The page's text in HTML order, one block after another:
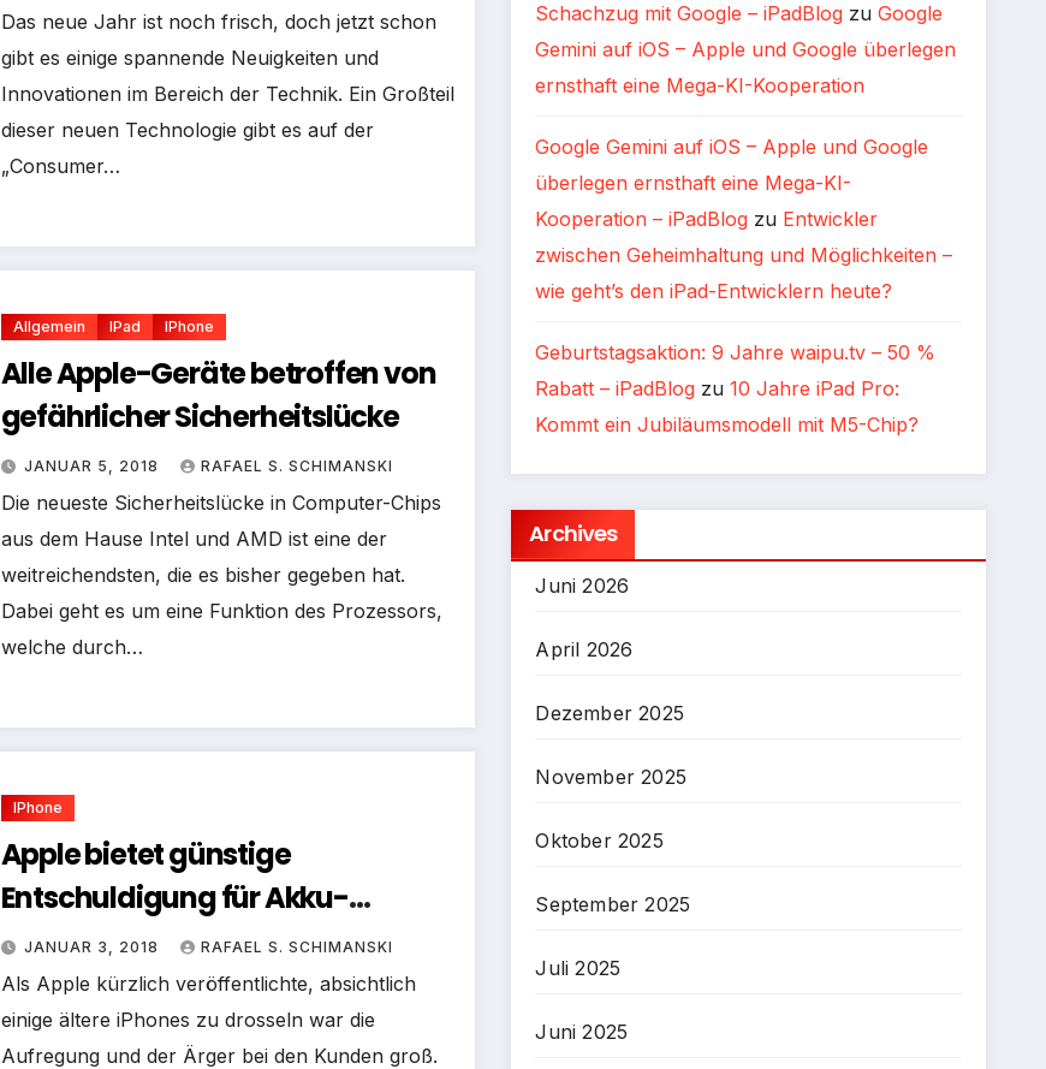
Das neue Jahr ist noch frisch, doch jetzt schon
gibt es einige spannende Neuigkeiten und
Innovationen im Bereich der Technik. Ein Großteil
dieser neuen Technologie gibt es auf der
„Consumer…
Allgemein IPad IPhone
Alle Apple-Geräte betroffen von
gefährlicher Sicherheitslücke
JANUAR 5, 2018 RAFAEL S. SCHIMANSKI
Die neueste Sicherheitslücke in Computer-Chips
aus dem Hause Intel und AMD ist eine der
weitreichendsten, die es bisher gegeben hat.
Dabei geht es um eine Funktion des Prozessors,
welche durch…
IPhone
Apple bietet günstige
Entschuldigung für Akku-
Skandal
JANUAR 3, 2018 RAFAEL S. SCHIMANSKI
Als Apple kürzlich veröffentlichte, absichtlich
einige ältere iPhones zu drosseln war die
Aufregung und der Ärger bei den Kunden groß.
Schachzug mit Google – iPadBlog zuGoogle
Gemini auf iOS – Apple und Google überlegen
ernsthaft eine Mega-KI-Kooperation
Google Gemini auf iOS – Apple und Google
überlegen ernsthaft eine Mega-KI-
Kooperation – iPadBlog zu Entwickler
zwischen Geheimhaltung und Möglichkeiten –
wie geht’s den iPad-Entwicklern heute?
Geburtstagsaktion: 9 Jahre waipu.tv – 50 %
Rabatt – iPadBlog zu10 Jahre iPad Pro:
Kommt ein Jubiläumsmodell mit M5-Chip?
Archives
Juni 2026
April 2026
Dezember 2025
November 2025
Oktober 2025
September 2025
Juli 2025
Juni 2025